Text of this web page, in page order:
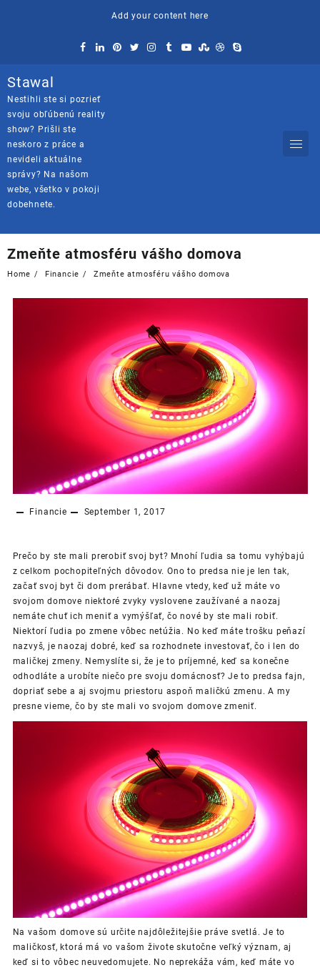
Add your content here
Stawal
Nestihli ste si pozrieť
svoju obľúbenú reality
show? Prišli ste
neskoro z práce a
nevideli aktuálne
správy? Na našom
webe, všetko v pokoji
dobehnete.
Zmeňte atmosféru vášho domova
Home Financie Zmeňte atmosféru vášho domova
Financie September 1, 2017
Prečo by ste mali prerobiť svoj byt? Mnohí ľudia sa tomu vyhýbajú
z celkom pochopiteľných dôvodov. Ono to predsa nie je len tak,
začať svoj byt či dom prerábať. Hlavne vtedy, keď už máte vo
svojom domove niektoré zvyky vyslovene zaužívané a naozaj
nemáte chuť ich meniť a vymýšľať, čo nové by ste mali robiť.
Niektorí ľudia po zmene vôbec netúžia. No keď máte trošku peňazí
nazvyš, je naozaj dobré, keď sa rozhodnete investovať, čo i len do
maličkej zmeny. Nemyslíte si, že je to príjemné, keď sa konečne
odhodláte a urobíte niečo pre svoju domácnosť? Je to predsa fajn,
dopriať sebe a aj svojmu priestoru aspoň maličkú zmenu. A my
presne vieme, čo by ste mali vo svojom domove zmeniť.
Na vašom domove sú určite najdôležitejšie práve svetlá. Je to
maličkosť, ktorá má vo vašom živote skutočne veľký význam, aj
keď si to vôbec neuvedomujete. No neprekáža vám, keď máte vo